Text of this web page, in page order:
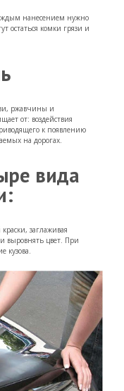
нанесением нужно
остаться комки грязи и
ржавчины и
от: воздействия
к появлению
на дорогах.
вида
заглаживая
выровнять цвет. При
кузова.